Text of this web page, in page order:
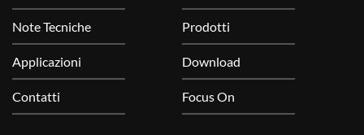
Note Tecniche Prodotti
Applicazioni Download
Contatti Focus On